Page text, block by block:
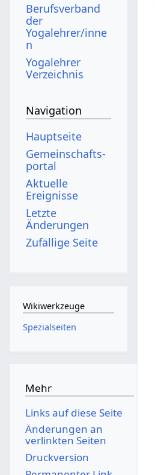
Berufsverband
der
Yogalehrer/inne
n
Yogalehrer
Verzeichnis
Navigation
Hauptseite
Gemeinschafts­
portal
Aktuelle
Ereignisse
Letzte
Änderungen
Zufällige Seite
Wikiwerkzeuge
Spezialseiten
Mehr
Links auf diese Seite
Änderungen an
verlinkten Seiten
Druckversion